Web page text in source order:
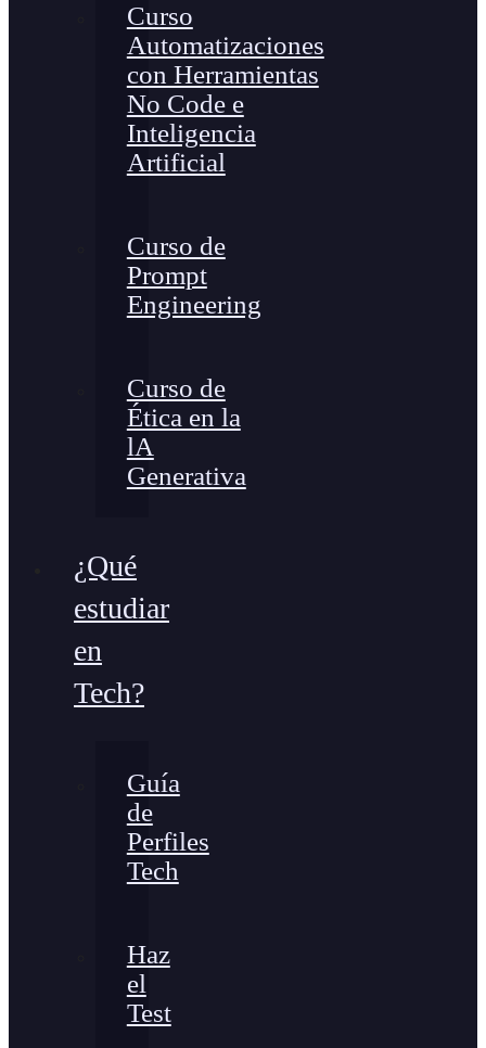
Curso
Automatizaciones
con Herramientas
No Code e
Inteligencia
Artificial
Curso de
Prompt
Engineering
Curso de
Ética en la
lA
Generativa
¿Qué
estudiar
en
Tech?
Guía
de
Perfiles
Tech
Haz
el
Test